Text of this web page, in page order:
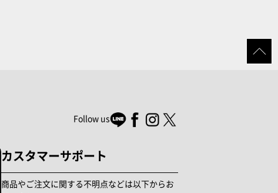
Follow us
カスタマーサポート
商品やご注文に関する不明点などは以下からお